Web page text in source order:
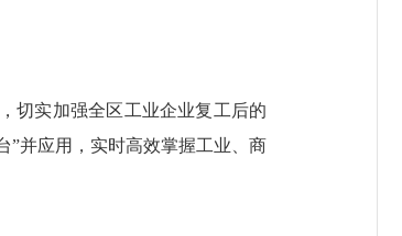
切实加强全区工业企业复工后的
”并应用，实时高效掌握工业、商